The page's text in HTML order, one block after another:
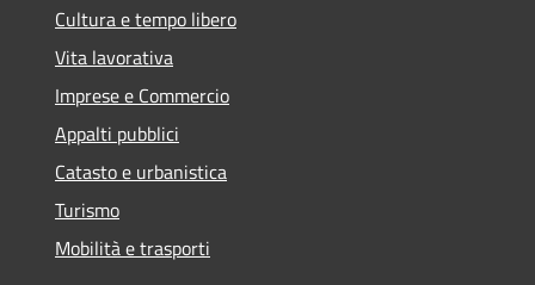
Cultura e tempo libero
Vita lavorativa
Imprese e Commercio
Appalti pubblici
Catasto e urbanistica
Turismo
Mobilità e trasporti